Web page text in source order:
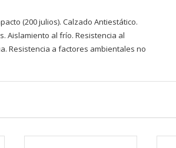
(200 julios). Calzado Antiestático.
Aislamiento al frío. Resistencia al
Resistencia a factores ambientales no